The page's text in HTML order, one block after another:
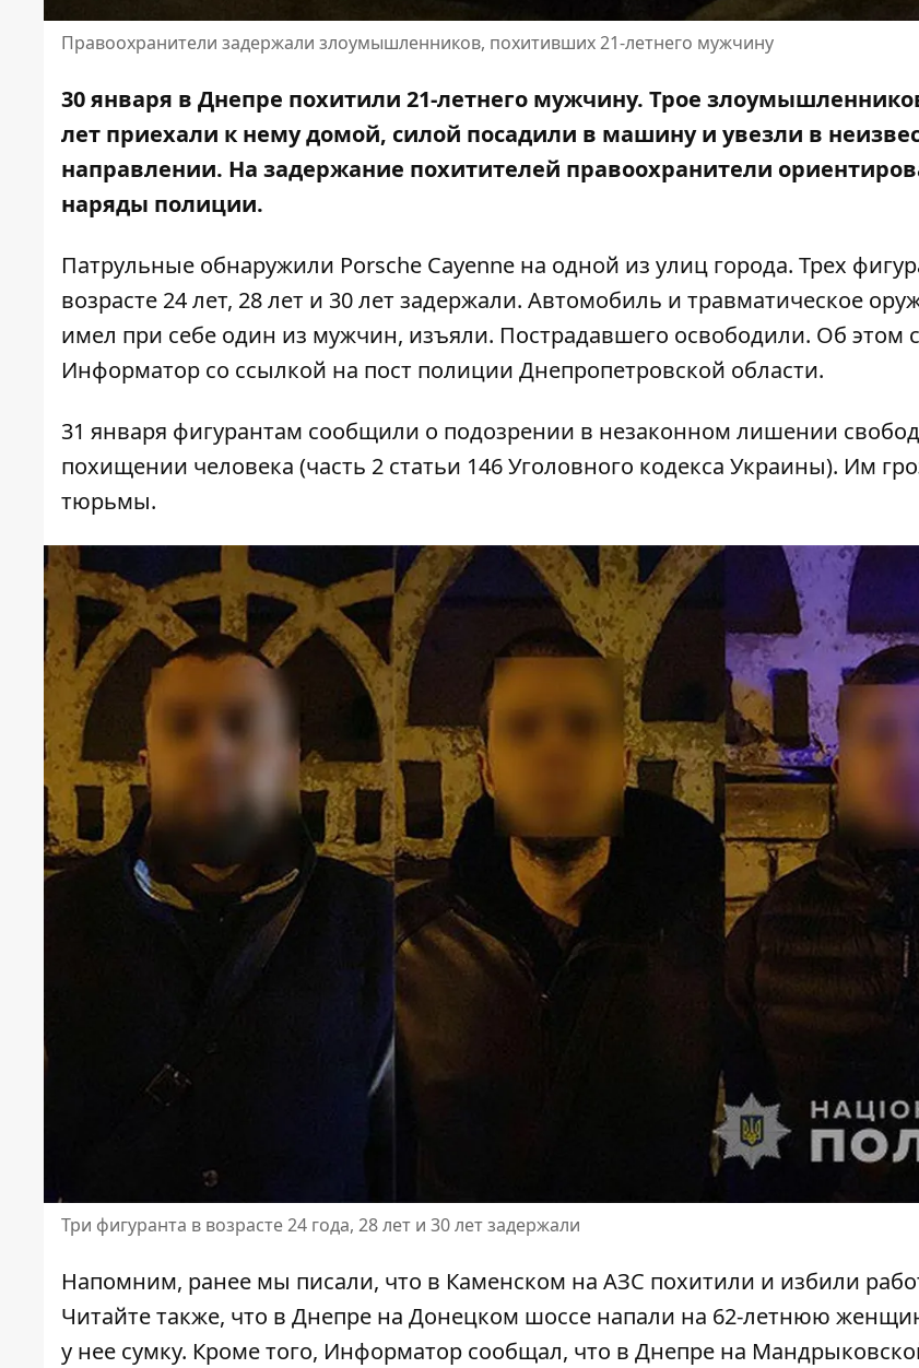
Правоохранители задержали злоумышленников, похитивших 21-летнего мужчину
30 января в Днепре похитили 21-летнего мужчину. Трое
лет приехали к нему домой, силой посадили в машину и увезли в
направлении. На задержание похитителей правоохранители
наряды полиции.
Патрульные обнаружили Porsche Cayenne на одной из улиц города. Трех
возрасте 24 лет, 28 лет и 30 лет задержали. Автомобиль и травматическое
имел при себе один из мужчин, изъяли. Пострадавшего освободили. Об этом
Информатор со ссылкой на пост полиции Днепропетровской области.
31 января фигурантам сообщили о подозрении в незаконном лишении
похищении человека (часть 2 статьи 146 Уголовного кодекса Украины). Им
тюрьмы.
Три фигуранта в возрасте 24 года, 28 лет и 30 лет задержали
Напомним, ранее мы писали, что в Каменском на АЗС похитили и избили
Читайте также, что в Днепре на Донецком шоссе напали на 62-летнюю
у нее сумку. Кроме того, Информатор сообщал, что в Днепре на